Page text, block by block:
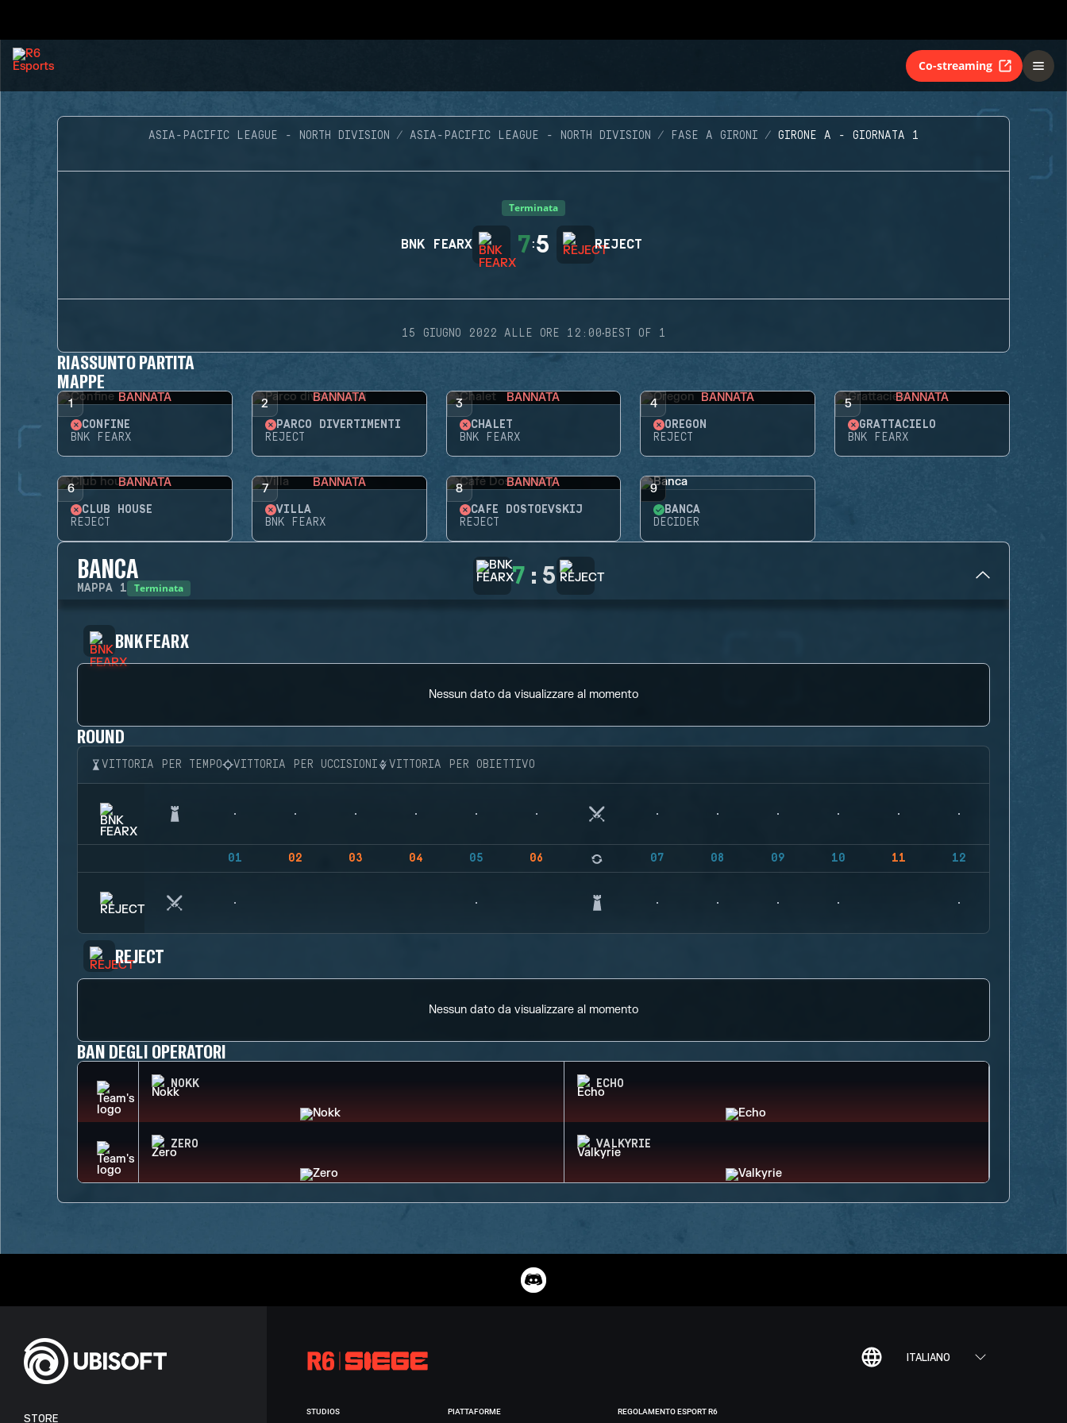
Co-streaming
ASIA-PACIFIC LEAGUE - NORTH DIVISION ASIA-PACIFIC LEAGUE - NORTH DIVISION FASE A GIRONI GIRONE A - GIORNATA 1
Terminata
BNK FEARX 7:5 REJECT
15 GIUGNO 2022 ALLE ORE 12:00·BEST OF 1
RIASSUNTO PARTITA
MAPPE
1 BANNATA
CONFINE
BNK FEARX
2 BANNATA
PARCO DIVERTIMENTI
REJECT
3 BANNATA
CHALET
BNK FEARX
4 BANNATA
OREGON
REJECT
5 BANNATA
GRATTACIELO
BNK FEARX
6 BANNATA
CLUB HOUSE
REJECT
7 BANNATA
VILLA
BNK FEARX
8 BANNATA
CAFÉ DOSTOEVSKIJ
REJECT
9
BANCA
DECIDER
BANCA
MAPPA 1 Terminata 7 : 5
BNK FEARX
Nessun dato da visualizzare al momento
ROUND
VITTORIA PER TEMPO VITTORIA PER UCCISIONI VITTORIA PER OBIETTIVO
01 02 03 04 05 06 07 08 09 10 11 12
REJECT
Nessun dato da visualizzare al momento
BAN DEGLI OPERATORI
NOKK ECHO
ZERO VALKYRIE
ITALIANO
STORE
STUDIOS PIATTAFORME REGOLAMENTO ESPORT R6